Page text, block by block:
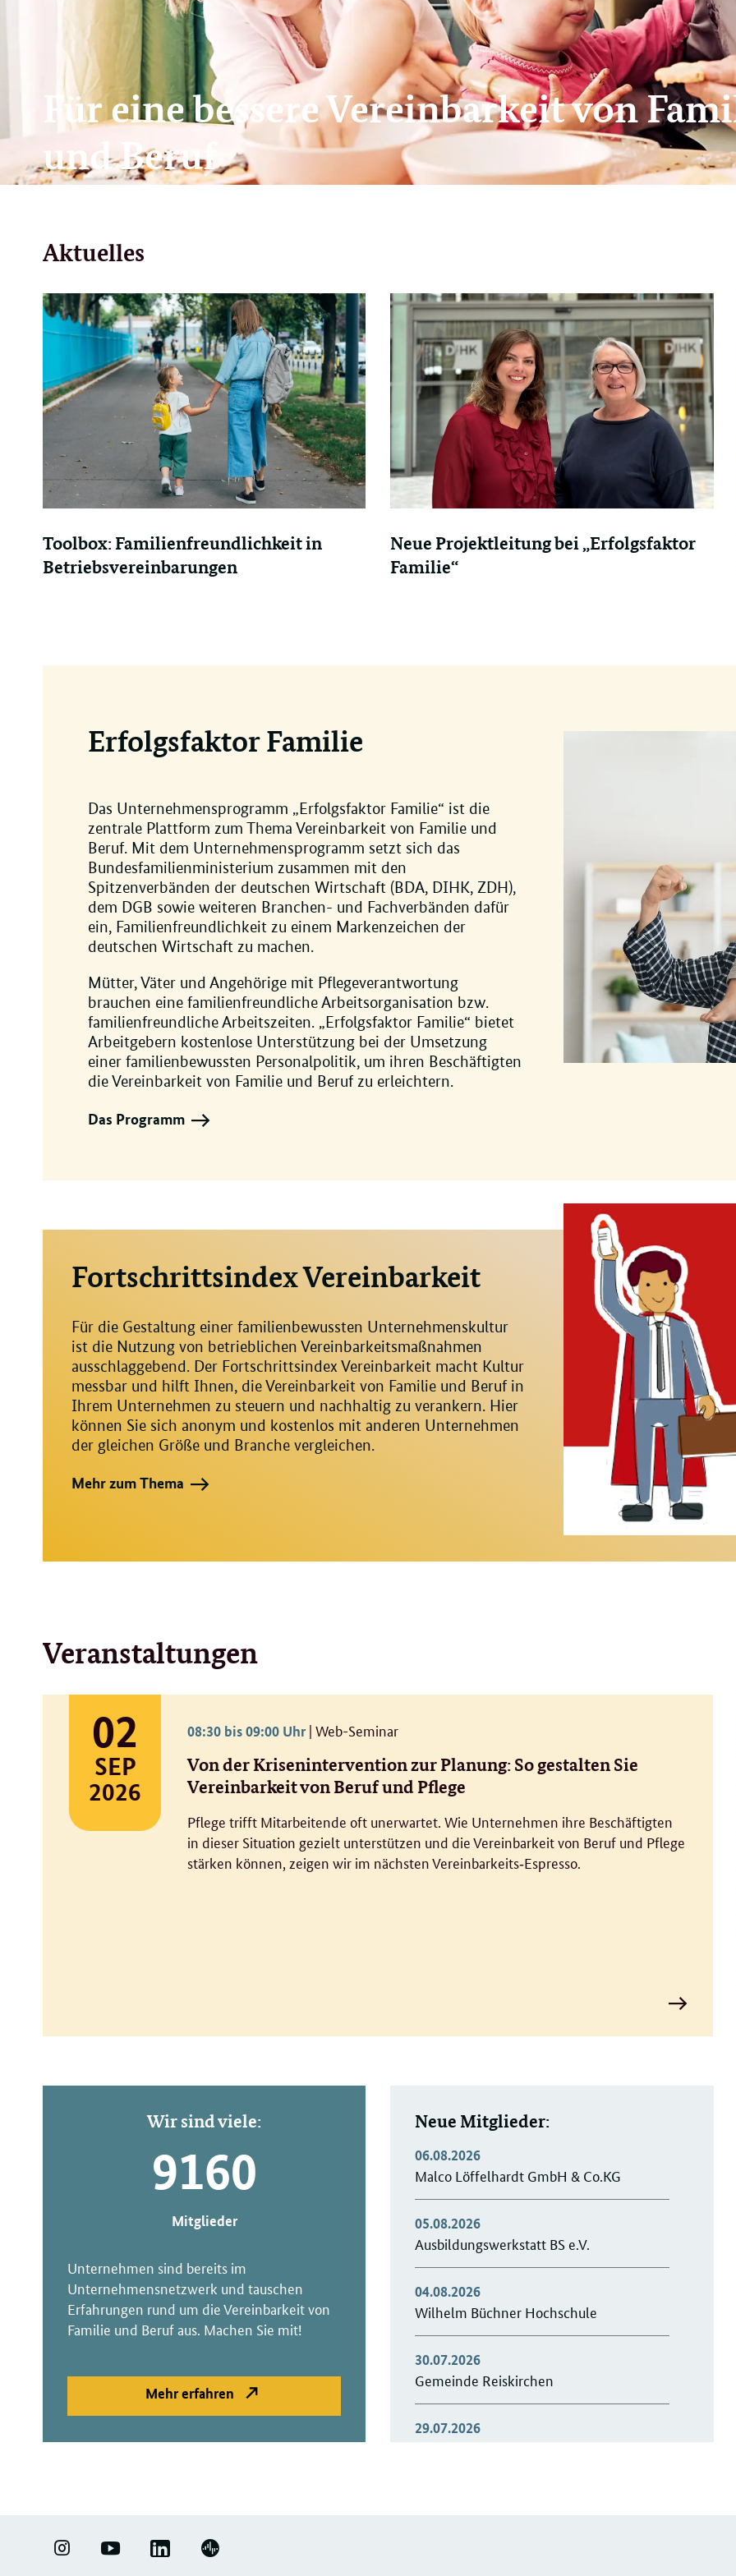
Für eine bessere Vereinbarkeit von
und Beruf
Aktuelles
Toolbox: Familienfreundlichkeit in
Betriebsvereinbarungen
Neue Projektleitung bei „Erfolgsfaktor
Familie“
Erfolgsfaktor Familie
Das Unternehmensprogramm „Erfolgsfaktor Familie“ ist die
zentrale Plattform zum Thema Vereinbarkeit von Familie und
Beruf. Mit dem Unternehmensprogramm setzt sich das
Bundesfamilienministerium zusammen mit den
Spitzenverbänden der deutschen Wirtschaft (BDA, DIHK, ZDH),
dem DGB sowie weiteren Branchen- und Fachverbänden dafür
ein, Familienfreundlichkeit zu einem Markenzeichen der
deutschen Wirtschaft zu machen.
Mütter, Väter und Angehörige mit Pflegeverantwortung
brauchen eine familienfreundliche Arbeitsorganisation bzw.
familienfreundliche Arbeitszeiten. „Erfolgsfaktor Familie“ bietet
Arbeitgebern kostenlose Unterstützung bei der Umsetzung
einer familienbewussten Personalpolitik, um ihren Beschäftigten
die Vereinbarkeit von Familie und Beruf zu erleichtern.
Das Programm
Fortschrittsindex Vereinbarkeit
Für die Gestaltung einer familienbewussten Unternehmenskultur
ist die Nutzung von betrieblichen Vereinbarkeitsmaßnahmen
ausschlaggebend. Der Fortschrittsindex Vereinbarkeit macht Kultur
messbar und hilft Ihnen, die Vereinbarkeit von Familie und Beruf in
Ihrem Unternehmen zu steuern und nachhaltig zu verankern. Hier
können Sie sich anonym und kostenlos mit anderen Unternehmen
der gleichen Größe und Branche vergleichen.
Mehr zum Thema
Veranstaltungen
02
SEP
2026
08:30 bis 09:00 Uhr Web-Seminar
Von der Krisenintervention zur Planung: So gestalten Sie
Vereinbarkeit von Beruf und Pflege
Pflege trifft Mitarbeitende oft unerwartet. Wie Unternehmen ihre Beschäftigten
in dieser Situation gezielt unterstützen und die Vereinbarkeit von Beruf und Pflege
stärken können, zeigen wir im nächsten Vereinbarkeits‑Espresso.
Zur
Wir sind viele:
9160
Mitglieder
Unternehmen sind bereits im
Unternehmensnetzwerk und tauschen
Erfahrungen rund um die Vereinbarkeit von
Familie und Beruf aus. Machen Sie mit!
Mehr erfahren
Neue Mitglieder:
06.08.2026
Malco Löffelhardt GmbH & Co.KG
05.08.2026
Ausbildungswerkstatt BS e.V.
04.08.2026
Wilhelm Büchner Hochschule
30.07.2026
Gemeinde Reiskirchen
29.07.2026
ERFOLGSFAKTOR
YOUTUBE LINKEDIN PODIGEE